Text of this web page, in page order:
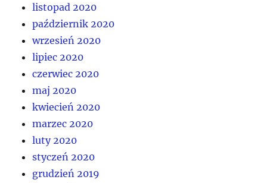
listopad 2020
październik 2020
wrzesień 2020
lipiec 2020
czerwiec 2020
maj 2020
kwiecień 2020
marzec 2020
luty 2020
styczeń 2020
grudzień 2019